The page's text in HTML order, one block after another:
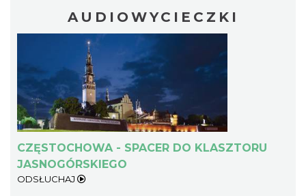
AUDIOWYCIECZKI
CZĘSTOCHOWA - SPACER DO KLASZTORU
JASNOGÓRSKIEGO
ODSŁUCHAJ